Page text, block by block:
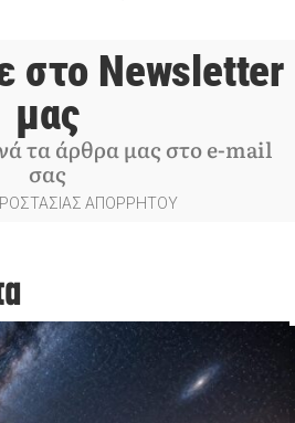
στο Newsletter
μας
τα άρθρα μας στο e-mail
σας
ΑΠΟΡΡΗΤΟΥ